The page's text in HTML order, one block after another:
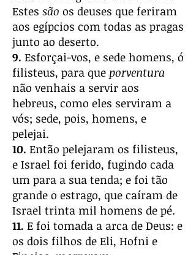
Estes são os deuses que feriram
aos egípcios com todas as pragas
junto ao deserto.
9. Esforçai-vos, e sede homens, ó
filisteus, para que porventura
não venhais a servir aos
hebreus, como eles serviram a
vós; sede, pois, homens, e
pelejai.
10. Então pelejaram os filisteus,
e Israel foi ferido, fugindo cada
um para a sua tenda; e foi tão
grande o estrago, que caíram de
Israel trinta mil homens de pé.
11. E foi tomada a arca de Deus: e
os dois filhos de Eli, Hofni e